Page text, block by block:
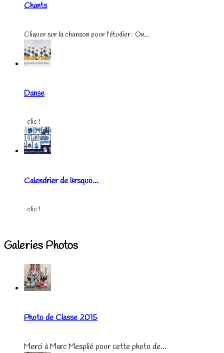
Chants
Cliquer sur la chanson pour l’étudier : On...
Danse
clic !
Calendrier de l&rsquo...
clic !
Galeries Photos
Photo de Classe 2015
Merci à Marc Mesplié pour cette photo de...